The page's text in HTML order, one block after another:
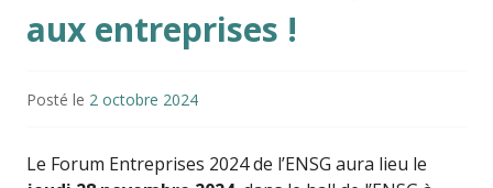
aux entreprises !
Posté le 2 octobre 2024
Le Forum Entreprises 2024 de l’ENSG aura lieu le